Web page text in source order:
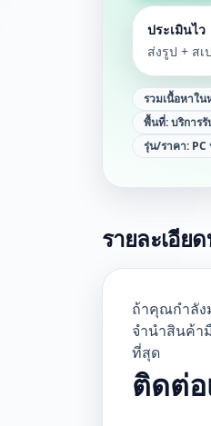
ประเมินไว
ส่งรูป + สเ
รวมเนื้อหาใ
พื้นที่:บริการ
รุ่น/ราคา: PC
รายละเอีย
ถ้าคุณกำลัง
จำนำสินค้า
ที่สุด
ติดต่อ